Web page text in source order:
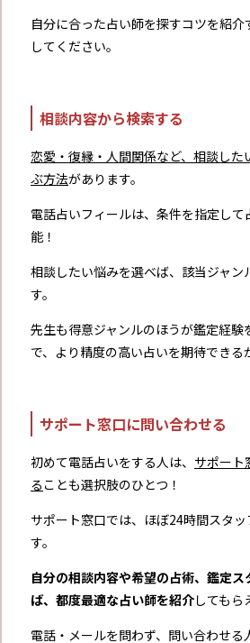
自分に合った占い師を探すコツを紹介
してください。
相談内容から検索する
恋愛・復縁・人間関係など、相談した
ぶ方法があります。
電話占いフィールは、条件を指定し
能！
相談したい悩みを選べば、該当ジャン
す。
先生も得意ジャンルのほうが鑑定経験
で、より精度の高い占いを期待できる
サポート窓口に問い合わせる
初めて電話占いをする人は、 サポート
る ことも選択肢のひとつ！
サポート窓口では、ほぼ24時間スタ
す。
自分の相談内容や希望の占術、鑑定
ば、都度最適な占い師を紹介してもら
電話・メールを問わず、問い合わせる